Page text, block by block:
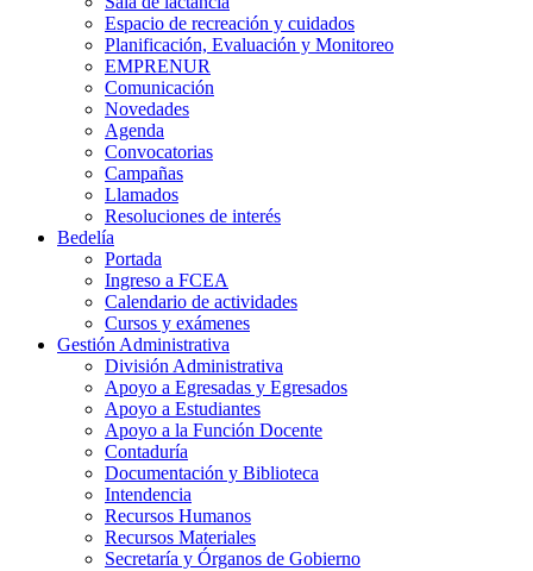
Espacio de recreación y cuidados
Planificación, Evaluación y Monitoreo
EMPRENUR
Comunicación
Novedades
Agenda
Convocatorias
Campañas
Llamados
Resoluciones de interés
Bedelía
Portada
Ingreso a FCEA
Calendario de actividades
Cursos y exámenes
Gestión Administrativa
División Administrativa
Apoyo a Egresadas y Egresados
Apoyo a Estudiantes
Apoyo a la Función Docente
Contaduría
Documentación y Biblioteca
Intendencia
Recursos Humanos
Recursos Materiales
Secretaría y Órganos de Gobierno